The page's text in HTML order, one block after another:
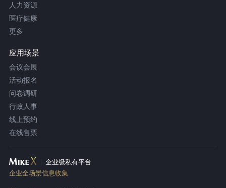
人力资源
医疗健康
更多
应用场景
会议会展
活动报名
问卷调研
行政人事
线上预约
在线售票
企业级私有平台
企业全场景信息收集